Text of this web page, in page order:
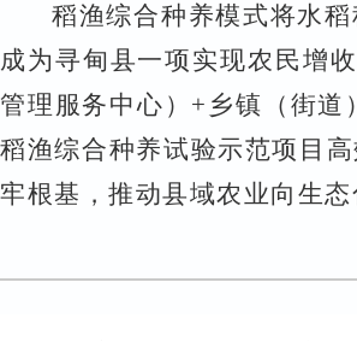
稻渔综合种养模式将水
成为寻甸县一项实现农民增
管理服务中心）+乡镇（街
稻渔综合种养试验示范项目
牢根基，推动县域农业向生